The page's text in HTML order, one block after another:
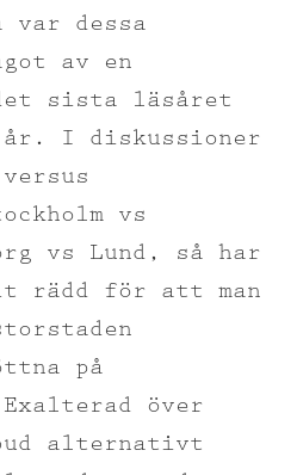
var dessa
av en
sista läsåret
år. I diskussioner
vs
vs Lund, så har
rädd för att man
på
över
alternativt